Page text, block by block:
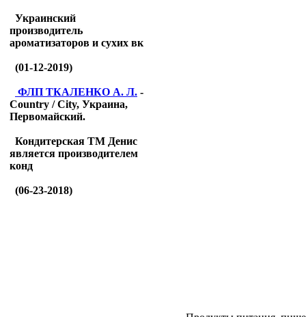
Украинский
производитель
ароматизаторов и сухих вк
(01-12-2019)
ФЛП ТКАЛЕНКО А. Л. -
Country / City, Украина,
Первомайский.
Кондитерская ТМ Денис
является производителем
конд
(06-23-2018)